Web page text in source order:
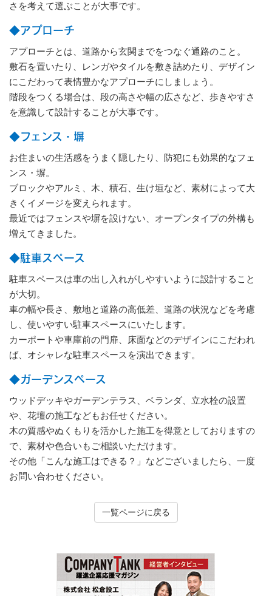
さを考えて選ぶことが大事です。
◆アプローチ
アプローチとは、道路から玄関までをつなぐ通路のこと。
敷石を置いたり、レンガやタイルを敷き詰めたり、デザイン
にこだわって表情豊かなアプローチにしましょう。
階段をつくる場合は、段の高さや幅の広さなど、歩きやすさ
を意識して設計することが大事です。
◆フェンス・塀
お住まいの生活感をうまく隠したり、防犯にも効果的なフェ
ンス・塀。
ブロックやアルミ、木、積石、生け垣など、素材によって大
きくイメージを変えられます。
最近ではフェンスや塀を設けない、オープンタイプの外構も
増えてきました。
◆駐車スペース
駐車スペースは車の出し入れがしやすいように設計すること
が大切。
車の幅や長さ、敷地と道路の高低差、道路の状況などを考慮
し、使いやすい駐車スペースにいたします。
カーポートや車庫前の門扉、床面などのデザインにこだわれ
ば、オシャレな駐車スペースを演出できます。
◆ガーデンスペース
ウッドデッキやガーデンテラス、ベランダ、立水栓の設置
や、花壇の施工などもお任せください。
木の質感やぬくもりを活かした施工を得意としておりますの
で、素材や色合いもご相談いただけます。
その他「こんな施工はできる？」などございましたら、一度
お問い合わせください。
一覧ページに戻る